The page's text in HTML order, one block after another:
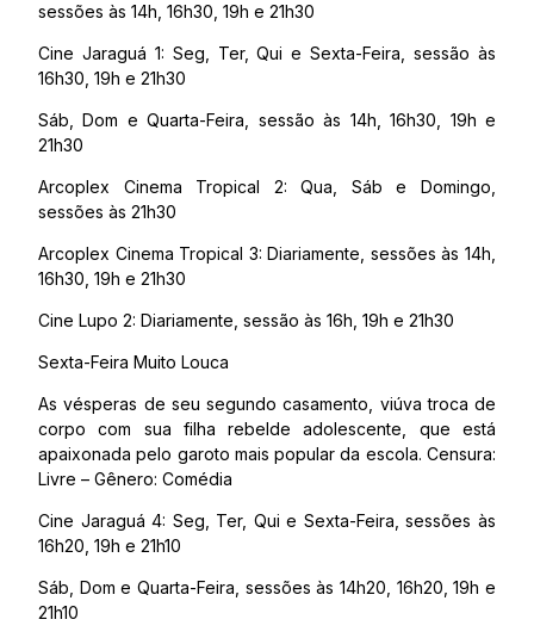
sessões às 14h, 16h30, 19h e 21h30
Cine Jaraguá 1: Seg, Ter, Qui e Sexta-Feira, sessão às
16h30, 19h e 21h30
Sáb, Dom e Quarta-Feira, sessão às 14h, 16h30, 19h e
21h30
Arcoplex Cinema Tropical 2: Qua, Sáb e Domingo,
sessões às 21h30
Arcoplex Cinema Tropical 3: Diariamente, sessões às 14h,
16h30, 19h e 21h30
Cine Lupo 2: Diariamente, sessão às 16h, 19h e 21h30
Sexta-Feira Muito Louca
As vésperas de seu segundo casamento, viúva troca de
corpo com sua filha rebelde adolescente, que está
apaixonada pelo garoto mais popular da escola. Censura:
Livre – Gênero: Comédia
Cine Jaraguá 4: Seg, Ter, Qui e Sexta-Feira, sessões às
16h20, 19h e 21h10
Sáb, Dom e Quarta-Feira, sessões às 14h20, 16h20, 19h e
21h10